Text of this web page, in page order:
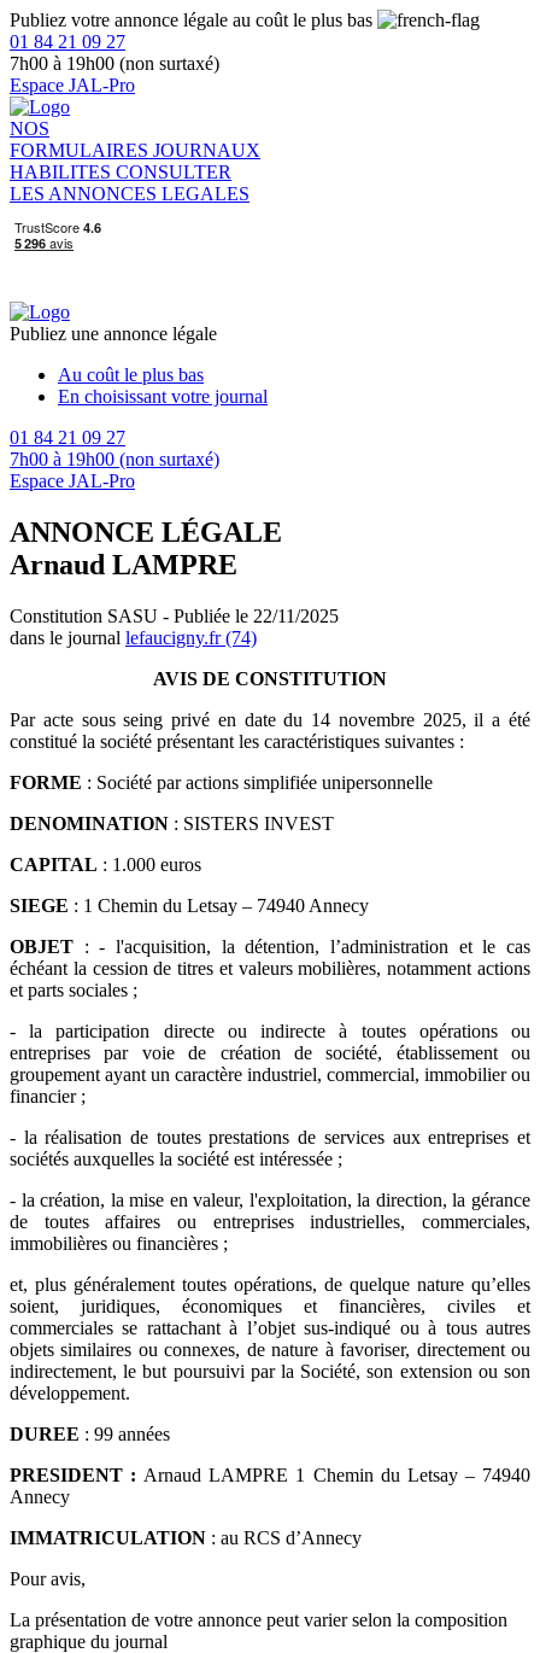
Publiez votre annonce légale au coût le plus bas
01 84 21 09 27
7h00 à 19h00 (non surtaxé)
Espace JAL-Pro
NOS
FORMULAIRES JOURNAUX
HABILITES CONSULTER
LES ANNONCES LEGALES
Publiez une annonce légale
Au coût le plus bas
En choisissant votre journal
01 84 21 09 27
7h00 à 19h00 (non surtaxé)
Espace JAL-Pro
ANNONCE LÉGALE
Arnaud LAMPRE
Constitution SASU - Publiée le 22/11/2025
dans le journal lefaucigny.fr (74)
AVIS DE CONSTITUTION
Par acte sous seing privé en date du 14 novembre 2025, il a été
constitué la société présentant les caractéristiques suivantes :
FORME : Société par actions simplifiée unipersonnelle
DENOMINATION : SISTERS INVEST
CAPITAL : 1.000 euros
SIEGE : 1 Chemin du Letsay – 74940 Annecy
OBJET : - l'acquisition, la détention, l’administration et le cas
échéant la cession de titres et valeurs mobilières, notamment actions
et parts sociales ;
- la participation directe ou indirecte à toutes opérations ou
entreprises par voie de création de société, établissement ou
groupement ayant un caractère industriel, commercial, immobilier ou
financier ;
- la réalisation de toutes prestations de services aux entreprises et
sociétés auxquelles la société est intéressée ;
- la création, la mise en valeur, l'exploitation, la direction, la gérance
de toutes affaires ou entreprises industrielles, commerciales,
immobilières ou financières ;
et, plus généralement toutes opérations, de quelque nature qu’elles
soient, juridiques, économiques et financières, civiles et
commerciales se rattachant à l’objet sus-indiqué ou à tous autres
objets similaires ou connexes, de nature à favoriser, directement ou
indirectement, le but poursuivi par la Société, son extension ou son
développement.
DUREE : 99 années
PRESIDENT : Arnaud LAMPRE 1 Chemin du Letsay – 74940
Annecy
IMMATRICULATION : au RCS d’Annecy
Pour avis,
La présentation de votre annonce peut varier selon la composition
graphique du journal